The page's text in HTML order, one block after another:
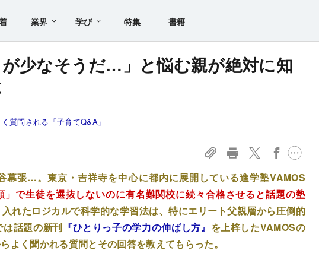
業界 学び 特集 書籍
が少なそうだ…」と悩む親が絶対に知
質問される「子育てQ&A」
幕張…。東京・吉祥寺を中心に都内に展開している進学塾VAMOS
」で生徒を選抜しないのに有名難関校に続々合格させると話題の塾
れたロジカルで科学的な学習法は、特にエリート父親層から圧倒的
話題の新刊 『ひとりっ子の学力の伸ばし方』 を上梓したVAMOSの
よく聞かれる質問とその回答を教えてもらった。